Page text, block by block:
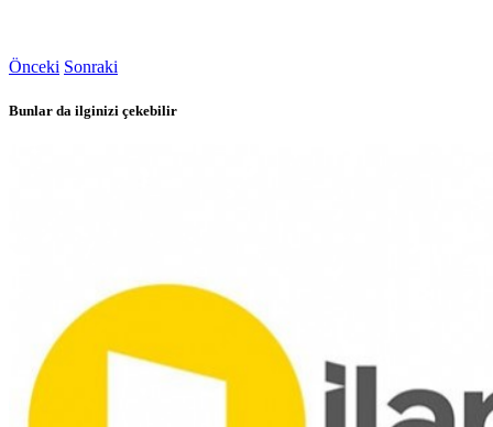
Önceki Sonraki
Bunlar da ilginizi çekebilir